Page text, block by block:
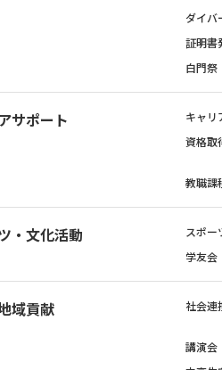
ダイバ
証明書
白門祭
サポート キャリ
資格取
教職課
・文化活動 スポー
学友会
域貢献 社会連
講演会